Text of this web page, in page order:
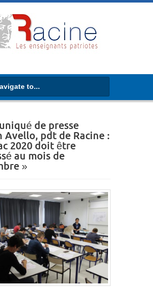
to...
de presse
Avello, pdt de Racine :
2020 doit être
au mois de
»